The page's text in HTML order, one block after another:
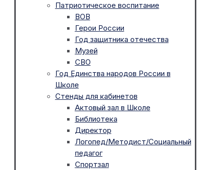
Патриотическое воспитание
ВОВ
Герои России
Год защитника отечества
Музей
СВО
Год Единства народов России в
Школе
Стенды для кабинетов
Актовый зал в Школе
Библиотека
Директор
Логопед/Методист/Социальный
педагог
Спортзал